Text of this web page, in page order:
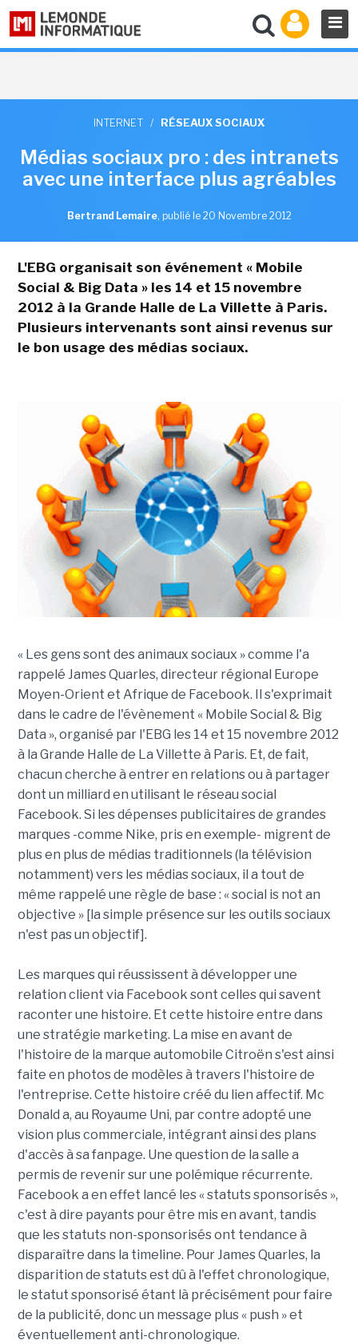
INTERNET / RÉSEAUX SOCIAUX
Médias sociaux pro : des intranets
avec une interface plus agréables
Bertrand Lemaire, publié le 20 Novembre 2012
L'EBG organisait son événement « Mobile
Social & Big Data » les 14 et 15 novembre
2012 à la Grande Halle de La Villette à Paris.
Plusieurs intervenants sont ainsi revenus sur
le bon usage des médias sociaux.
« Les gens sont des animaux sociaux » comme l'a
rappelé James Quarles, directeur régional Europe
Moyen-Orient et Afrique de Facebook. Il s'exprimait
dans le cadre de l'évènement « Mobile Social & Big
Data », organisé par l'EBG les 14 et 15 novembre 2012
à la Grande Halle de La Villette à Paris. Et, de fait,
chacun cherche à entrer en relations ou à partager
dont un milliard en utilisant le réseau social
Facebook. Si les dépenses publicitaires de grandes
marques -comme Nike, pris en exemple- migrent de
plus en plus de médias traditionnels (la télévision
notamment) vers les médias sociaux, il a tout de
même rappelé une règle de base : « social is not an
objective » [la simple présence sur les outils sociaux
n'est pas un objectif].
Les marques qui réussissent à développer une
relation client via Facebook sont celles qui savent
raconter une histoire. Et cette histoire entre dans
une stratégie marketing. La mise en avant de
l'histoire de la marque automobile Citroën s'est ainsi
faite en photos de modèles à travers l'histoire de
l'entreprise. Cette histoire créé du lien affectif. Mc
Donald a, au Royaume Uni, par contre adopté une
vision plus commerciale, intégrant ainsi des plans
d'accès à sa fanpage. Une question de la salle a
permis de revenir sur une polémique récurrente.
Facebook a en effet lancé les « statuts sponsorisés »,
c'est à dire payants pour être mis en avant, tandis
que les statuts non-sponsorisés ont tendance à
disparaître dans la timeline. Pour James Quarles, la
disparition de statuts est dû à l'effet chronologique,
le statut sponsorisé étant là précisément pour faire
de la publicité, donc un message plus « push » et
éventuellement anti-chronologique.